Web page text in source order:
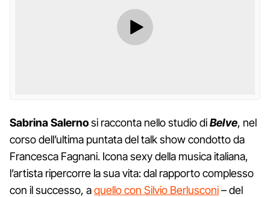
Sabrina Salernosi racconta nello studio diBelve, nel
corso dell’ultima puntata del talk show condotto da
Francesca Fagnani. Icona sexy della musica italiana,
l’artista ripercorre la sua vita: dal rapporto complesso
con il successo, aquello con Silvio Berlusconi– del